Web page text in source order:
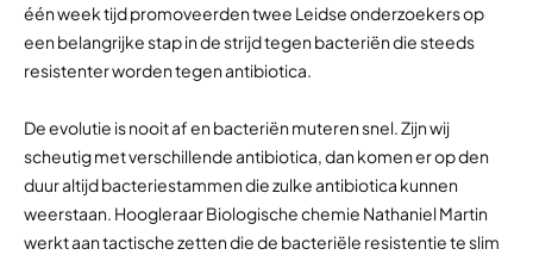
één week tijd promoveerden twee Leidse onderzoekers op
een belangrijke stap in de strijd tegen bacteriën die steeds
resistenter worden tegen antibiotica.
De evolutie is nooit af en bacteriën muteren snel. Zijn wij
scheutig met verschillende antibiotica, dan komen er op den
duur altijd bacteriestammen die zulke antibiotica kunnen
weerstaan. Hoogleraar Biologische chemie Nathaniel Martin
werkt aan tactische zetten die de bacteriële resistentie te slim